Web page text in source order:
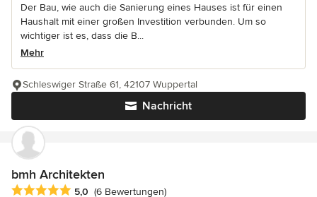
Der Bau, wie auch die Sanierung eines Hauses ist für einen
Haushalt mit einer großen Investition verbunden. Um so
wichtiger ist es, dass die B...
Mehr
Nachricht
Schleswiger Straße 61, 42107 Wuppertal
bmh Architekten
Durchschnittliche Bewertung: 5 von 5 Sternen
5,0 (6 Bewertungen)